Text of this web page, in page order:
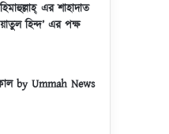
এর শাহাদাত
হিন্দ’ এর পক্ষ
by Ummah News